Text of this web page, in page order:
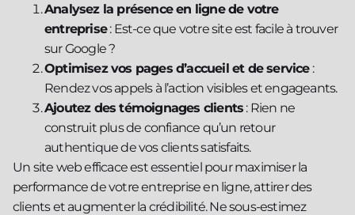
Analysez la présence en ligne de votre
entreprise: Est-ce que votre site est facile à trouver
sur Google ?
Optimisez vos pages d’accueil et de service:
Rendez vos appels à l’action visibles et engageants.
Ajoutez des témoignages clients : Rien ne
construit plus de confiance qu’un retour
authentique de vos clients satisfaits.
Un site web efficace est essentiel pour maximiser la
performance de votre entreprise en ligne, attirer des
clients et augmenter la crédibilité. Ne sous-estimez